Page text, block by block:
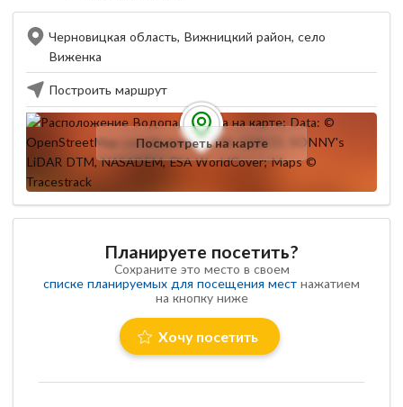
Черновицкая область, Вижницкий район, село
Виженка
Построить маршрут
Посмотреть на карте
Планируете посетить?
Сохраните это место в своем
списке планируемых для посещения мест нажатием
на кнопку ниже
Хочу посетить